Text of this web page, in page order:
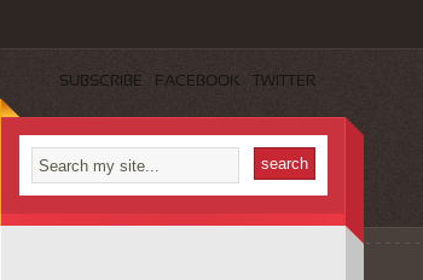
SUBSCRIBE FACEBOOK TWITTER